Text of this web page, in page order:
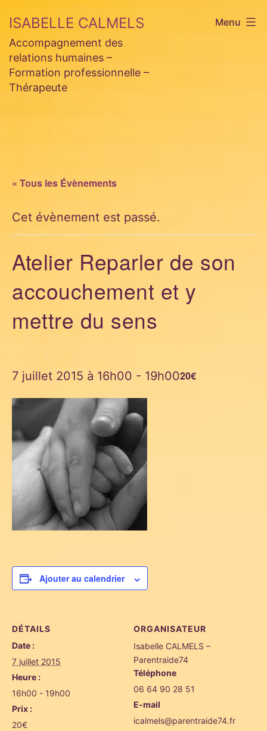
au
contenu
ISABELLE CALMELS
Accompagnement des
relations humaines –
Formation professionnelle –
Thérapeute
Menu
« Tous les Évènements
Cet évènement est passé.
Atelier Reparler de son
accouchement et y
mettre du sens
7 juillet 2015 à 16h00 - 19h0020€
Ajouter au calendrier
DÉTAILS
Date :
7 juillet 2015
Heure :
16h00 - 19h00
Prix :
20€
ORGANISATEUR
Isabelle CALMELS –
Parentraide74
Téléphone
06 64 90 28 51
E-mail
icalmels@parentraide74.fr